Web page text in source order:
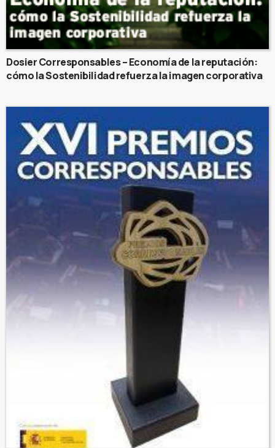
Dosier Corresponsables – Economía de la reputación:
cómo la Sostenibilidad refuerza la imagen corporativa